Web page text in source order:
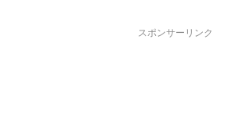
スポンサーリンク